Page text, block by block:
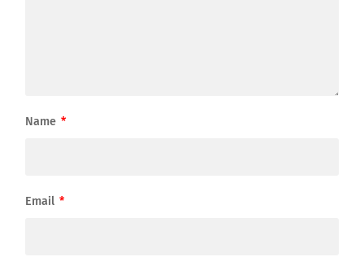
Name *
Email *